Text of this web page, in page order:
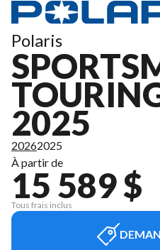
Polaris
2025
20262025
À partir de
15 589 $
Tous frais inclus